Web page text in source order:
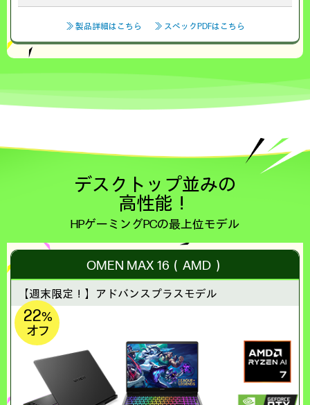
≫ 製品詳細はこちら ≫ スペックPDFはこちら
デスクトップ並みの
高性能！
HPゲーミングPCの最上位モデル
OMEN MAX 16（AMD）
【週末限定！】 アドバンスプラスモデル
22%
オフ